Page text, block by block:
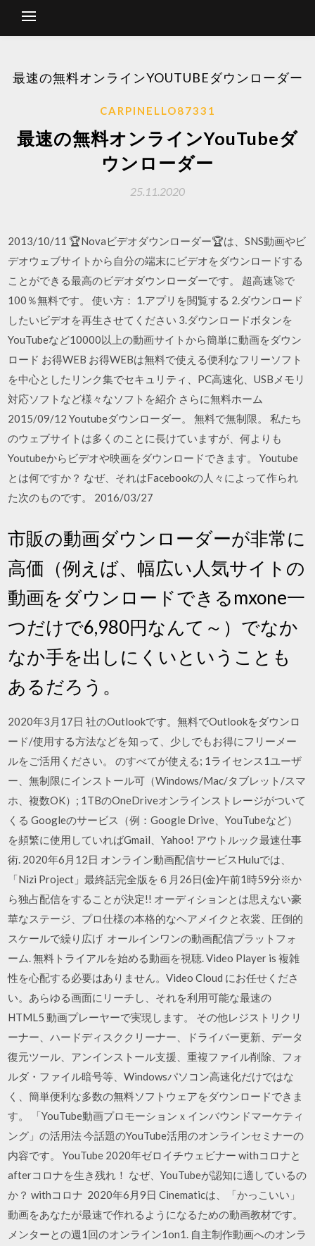
最速の無料オンラインYOUTUBEダウンローダー
CARPINELLO87331
最速の無料オンラインYouTubeダ
ウンローダー
25.11.2020
2013/10/11 🏆Novaビデオダウンローダー🏆は、SNS動画やビ
デオウェブサイトから自分の端末にビデオをダウンロードする
ことができる最高のビデオダウンローダーです。 超高速🚀で
100％無料です。 使い方： 1.アプリを閲覧する 2.ダウンロード
したいビデオを再生させてください 3.ダウンロードボタンを
YouTubeなど10000以上の動画サイトから簡単に動画をダウン
ロード お得WEB お得WEBは無料で使える便利なフリーソフト
を中心としたリンク集でセキュリティ、PC高速化、USBメモリ
対応ソフトなど様々なソフトを紹介 さらに無料ホーム
2015/09/12 Youtubeダウンローダー。 無料で無制限。 私たち
のウェブサイトは多くのことに長けていますが、何よりも
Youtubeからビデオや映画をダウンロードできます。 Youtube
とは何ですか？ なぜ、それはFacebookの人々によって作られ
た次のものです。 2016/03/27
市販の動画ダウンローダーが非常に
高価（例えば、幅広い人気サイトの
動画をダウンロードできるmxone一
つだけで6,980円なんて～）でなか
なか手を出しにくいということも
あるだろう。
2020年3月17日 社のOutlookです。無料でOutlookをダウンロ
ード/使用する方法などを知って、少しでもお得にフリーメー
ルをご活用ください。 のすべてが使える; 1ライセンス1ユーザ
ー、無制限にインストール可（Windows/Mac/タブレット/スマ
ホ、複数OK）; 1TBのOneDriveオンラインストレージがついて
くる Googleのサービス（例：Google Drive、YouTubeなど）
を頻繁に使用していればGmail、Yahoo! アウトルック最速仕事
術. 2020年6月12日 オンライン動画配信サービスHuluでは、
「Nizi Project」最終話完全版を６月26日(金)午前1時59分※か
ら独占配信をすることが決定!! オーディションとは思えない豪
華なステージ、プロ仕様の本格的なヘアメイクと衣裳、圧倒的
スケールで繰り広げ オールインワンの動画配信プラットフォ
ーム. 無料トライアルを始める動画を視聴. Video Player is 複雑
性を心配する必要はありません。Video Cloud にお任せくださ
い。あらゆる画面にリーチし、それを利用可能な最速の
HTML5 動画プレーヤーで実現します。 その他レジストリクリ
ーナー、ハードディスククリーナー、ドライバー更新、データ
復元ツール、アンインストール支援、重複ファイル削除、フォ
ルダ・ファイル暗号等、Windowsパソコン高速化だけではな
く、簡単便利な多数の無料ソフトウェアをダウンロードできま
す。 「YouTube動画プロモーションｘインバウンドマーケティ
ング」の活用法 今話題のYouTube活用のオンラインセミナーの
内容です。 YouTube 2020年ゼロイチウェビナー withコロナと
afterコロナを生き残れ！ なぜ、YouTubeが認知に適しているの
か？ withコロナ 2020年6月9日 Cinematicは、「かっこいい」
動画をあなたが最速で作れるようになるための動画教材です。
メンターとの週1回のオンライン1on1. 自主制作動画へのオンラ